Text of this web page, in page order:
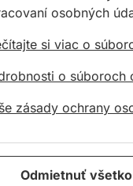
zaťažením
osobných
si viac o
o súboroch
zásady ochrany
Odmietnuť všetko